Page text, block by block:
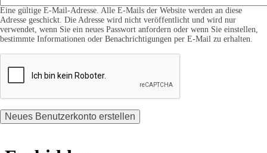
Eine gültige E-Mail-Adresse. Alle E-Mails der Website werden an diese
Adresse geschickt. Die Adresse wird nicht veröffentlicht und wird nur
verwendet, wenn Sie ein neues Passwort anfordern oder wenn Sie einstellen,
bestimmte Informationen oder Benachrichtigungen per E-Mail zu erhalten.